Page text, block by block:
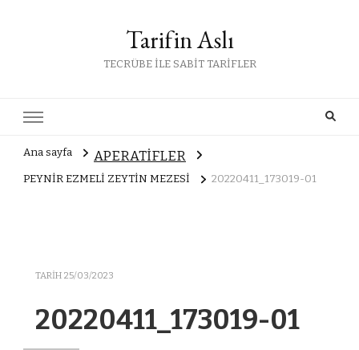
Tarifin Aslı
TECRÜBE İLE SABİT TARİFLER
Ana sayfa APERATİFLER
PEYNİR EZMELİ ZEYTİN MEZESİ 20220411_173019-01
TARIH 25/03/2023
20220411_173019-01